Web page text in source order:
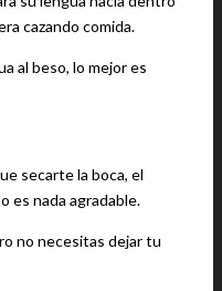
cazando comida.
al beso, lo mejor es
secarte la boca, el
es nada agradable.
no necesitas dejar tu